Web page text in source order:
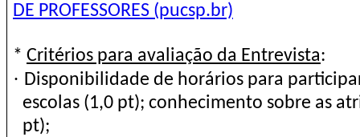
DE PROFESSORES (pucsp.br)
* Critérios para avaliação da Entrevista:
· Disponibilidade de horários para
escolas (1,0 pt); conhecimento sobre as
pt);